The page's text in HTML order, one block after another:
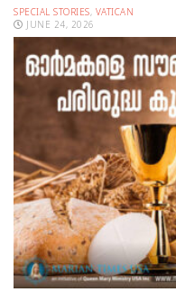
SPECIAL STORIES, VATICAN
JUNE 24, 2026